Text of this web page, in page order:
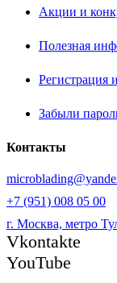
Акции и
Полезная
Регистрация
Забыли
Контакты
+7 (951) 008 05 00
г. Москва, метро
Vkontakte
YouTube